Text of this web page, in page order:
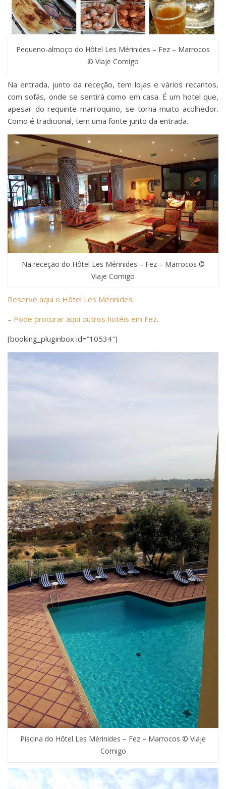
Pequeno-almoço do Hôtel Les Mérinides – Fez – Marrocos
© Viaje Comigo
Na entrada, junto da receção, tem lojas e vários recantos,
com sofás, onde se sentirá como em casa. É um hotel que,
apesar do requinte marroquino, se torna muito acolhedor.
Como é tradicional, tem uma fonte junto da entrada.
Na receção do Hôtel Les Mérinides – Fez – Marrocos ©
Viaje Comigo
Reserve aqui o Hôtel Les Mérinides
– Pode procurar aqui outros hotéis em Fez.
[booking_pluginbox id=”10534″]
Piscina do Hôtel Les Mérinides – Fez – Marrocos © Viaje
Comigo